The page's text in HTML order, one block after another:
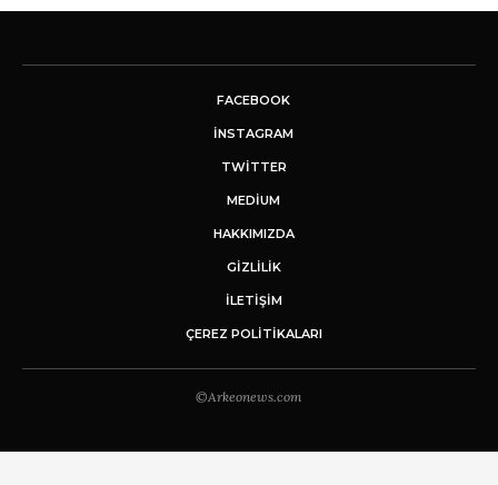
FACEBOOK
INSTAGRAM
TWITTER
MEDIUM
HAKKIMIZDA
GİZLİLİK
İLETIŞIM
ÇEREZ POLITIKALARI
©Arkeonews.com